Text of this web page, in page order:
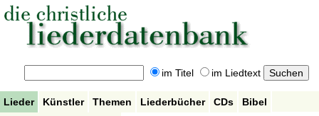
im Titel im Liedtext
Lieder Künstler Themen Liederbücher CDs
Bibel